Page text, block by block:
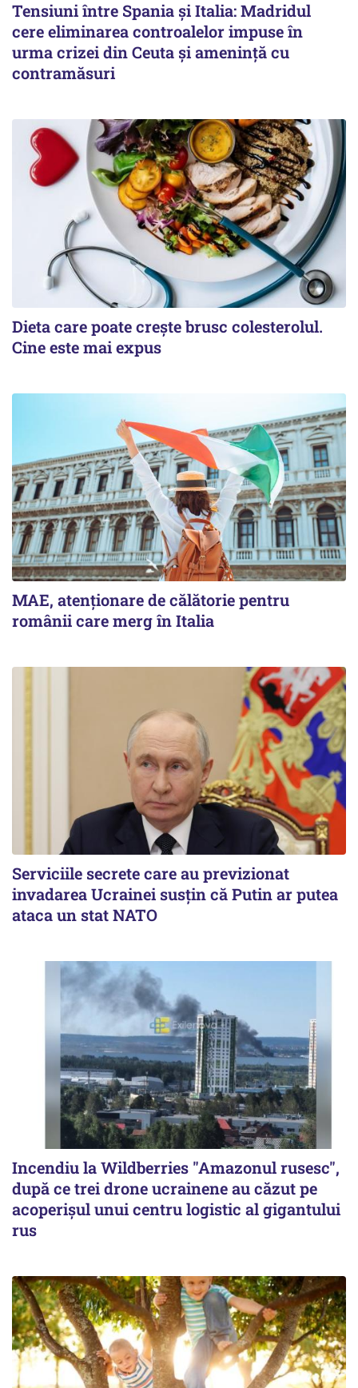
Tensiuni între Spania și Italia: Madridul
cere eliminarea controalelor impuse în
urma crizei din Ceuta și amenință cu
contramăsuri
Dieta care poate crește brusc colesterolul.
Cine este mai expus
MAE, atenționare de călătorie pentru
românii care merg în Italia
Serviciile secrete care au previzionat
invadarea Ucrainei susțin că Putin ar putea
ataca un stat NATO
Incendiu la Wildberries "Amazonul rusesc",
după ce trei drone ucrainene au căzut pe
acoperişul unui centru logistic al gigantului
rus